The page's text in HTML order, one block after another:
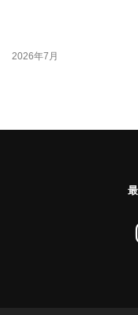
2026年7月